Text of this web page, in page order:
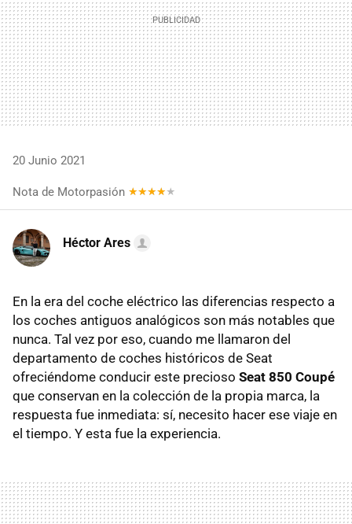
20 Junio 2021
Nota de Motorpasión
Héctor Ares
En la era del coche eléctrico las diferencias respecto a
los coches antiguos analógicos son más notables que
nunca. Tal vez por eso, cuando me llamaron del
departamento de coches históricos de Seat
ofreciéndome conducir este precioso Seat 850 Coupé
que conservan en la colección de la propia marca, la
respuesta fue inmediata: sí, necesito hacer ese viaje en
el tiempo. Y esta fue la experiencia.